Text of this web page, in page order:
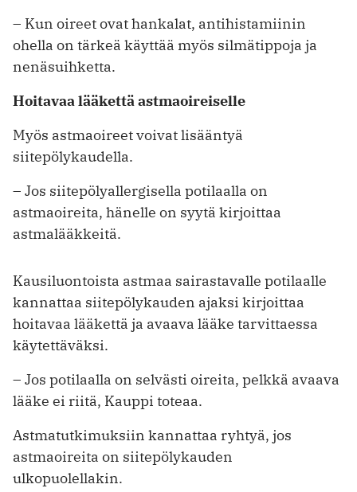
– Kun oireet ovat hankalat, antihistamiinin
ohella on tärkeä käyttää myös silmätippoja ja
nenäsuihketta.
Hoitavaa lääkettä astmaoireiselle
Myös astmaoireet voivat lisääntyä
siitepölykaudella.
– Jos siitepölyallergisella potilaalla on
astmaoireita, hänelle on syytä kirjoittaa
astmalääkkeitä.
Kausiluontoista astmaa sairastavalle potilaalle
kannattaa siitepölykauden ajaksi kirjoittaa
hoitavaa lääkettä ja avaava lääke tarvittaessa
käytettäväksi.
– Jos potilaalla on selvästi oireita, pelkkä avaava
lääke ei riitä, Kauppi toteaa.
Astmatutkimuksiin kannattaa ryhtyä, jos
astmaoireita on siitepölykauden
ulkopuolellakin.